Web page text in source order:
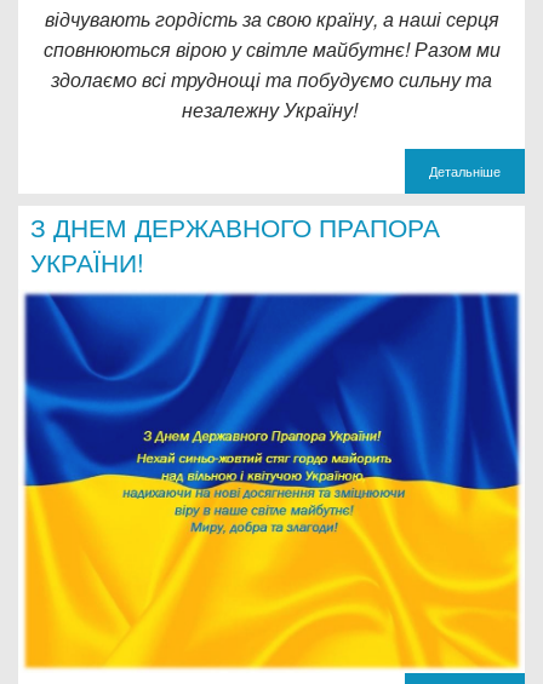
відчувають гордість за свою країну, а наші серця
сповнюються вірою у світле майбутнє! Разом ми
здолаємо всі труднощі та побудуємо сильну та
незалежну Україну!
Детальніше
З ДНЕМ ДЕРЖАВНОГО ПРАПОРА
УКРАЇНИ!